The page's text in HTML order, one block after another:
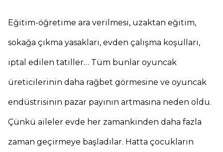
Eğitim-öğretime ara verilmesi, uzaktan eğitim,
sokağa çıkma yasakları, evden çalışma koşulları,
iptal edilen tatiller… Tüm bunlar oyuncak
üreticilerinin daha rağbet görmesine ve oyuncak
endüstrisinin pazar payının artmasına neden oldu.
Çünkü aileler evde her zamankinden daha fazla
zaman geçirmeye başladılar. Hatta çocukların